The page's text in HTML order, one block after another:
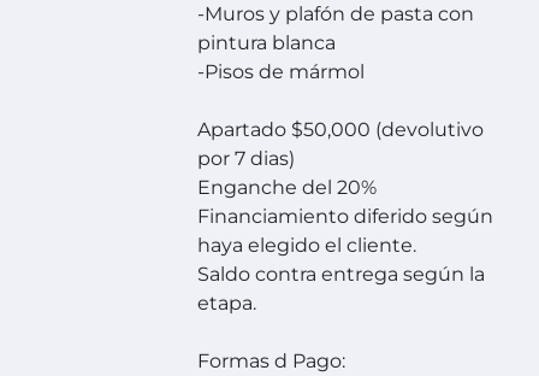
-Muros y plafón de pasta con
pintura blanca
-Pisos de mármol
Apartado $50,000 (devolutivo
por 7 dias)
Enganche del 20%
Financiamiento diferido según
haya elegido el cliente.
Saldo contra entrega según la
etapa.
Formas d Pago: